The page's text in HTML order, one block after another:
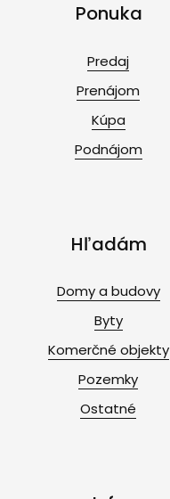
Ponuka
Predaj
Prenájom
Kúpa
Podnájom
Hľadám
Domy a budovy
Byty
Komerčné objekty
Pozemky
Ostatné